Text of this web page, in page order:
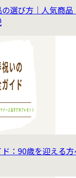
選び方｜人気商
：90歳を迎える